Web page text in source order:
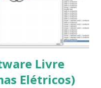
execute: $ sudo
installer
Livre
Elétricos)